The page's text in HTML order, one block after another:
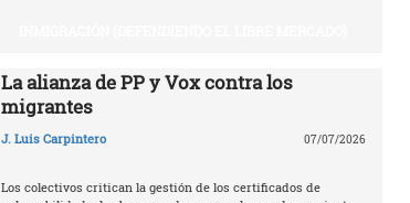
La alianza de PP y Vox contra los
migrantes
J. Luis Carpintero 07/07/2026
Los colectivos critican la gestión de los certificados de